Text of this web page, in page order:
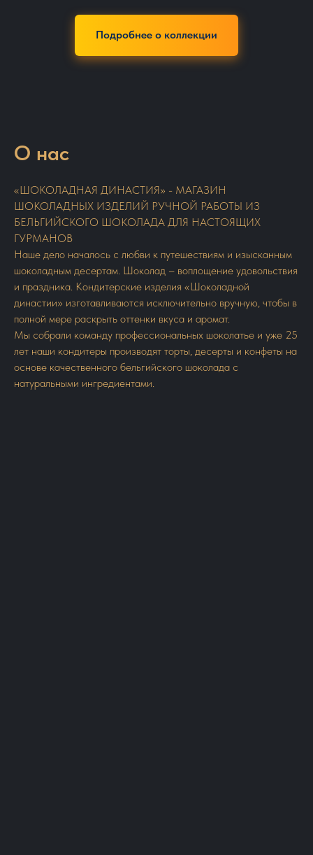
Подробнее о коллекции
О нас
«ШОКОЛАДНАЯ ДИНАСТИЯ» - МАГАЗИН
ШОКОЛАДНЫХ ИЗДЕЛИЙ РУЧНОЙ РАБОТЫ ИЗ
БЕЛЬГИЙСКОГО ШОКОЛАДА ДЛЯ НАСТОЯЩИХ
ГУРМАНОВ
Наше дело началось с любви к путешествиям и изысканным
шоколадным десертам. Шоколад – воплощение удовольствия
и праздника. Кондитерские изделия «Шоколадной
династии» изготавливаются исключительно вручную, чтобы в
полной мере раскрыть оттенки вкуса и аромат.
Мы собрали команду профессиональных шоколатье и уже 25
лет наши кондитеры производят торты, десерты и конфеты на
основе качественного бельгийского шоколада с
натуральными ингредиентами.